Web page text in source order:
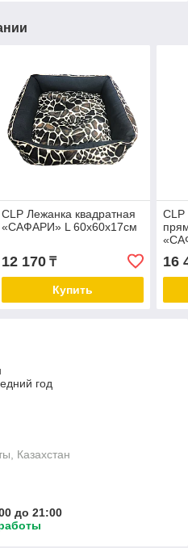
CLP Лежанка квадратная
«САФАРИ» L 60х60х17см
12 170₸
Купить
CLP
16
год
Казахстан
до 21:00